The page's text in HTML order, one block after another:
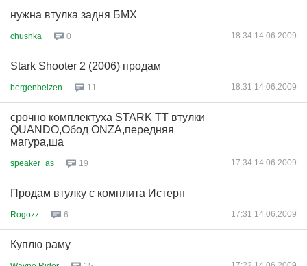
нужна втулка задня БМХ
chushka 0 18:34 14.06.2009
Stark Shooter 2 (2006) продам
bergenbelzen 11 18:31 14.06.2009
срочно комплектуха STARK TT втулки
QUANDO,Обод ONZA,передняя
магура,ша
speaker_as 19 17:34 14.06.2009
Продам втулку с комплита Истерн
Rogozz 6 17:31 14.06.2009
Куплю раму